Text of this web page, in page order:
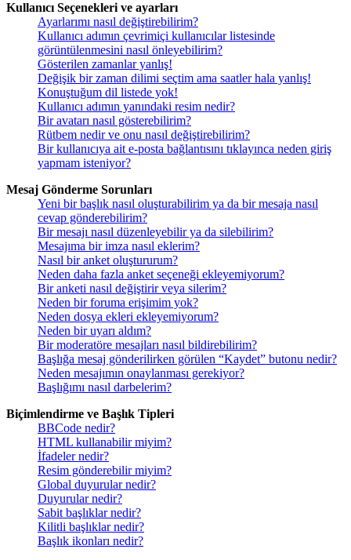
Kullanıcı Seçenekleri ve ayarları
Ayarlarımı nasıl değiştirebilirim?
Kullanıcı adımın çevrimiçi kullanıcılar listesinde
görüntülenmesini nasıl önleyebilirim?
Gösterilen zamanlar yanlış!
Değişik bir zaman dilimi seçtim ama saatler hala yanlış!
Konuştuğum dil listede yok!
Kullanıcı adımın yanındaki resim nedir?
Bir avatarı nasıl gösterebilirim?
Rütbem nedir ve onu nasıl değiştirebilirim?
Bir kullanıcıya ait e-posta bağlantısını tıklayınca neden giriş
yapmam isteniyor?
Mesaj Gönderme Sorunları
Yeni bir başlık nasıl oluşturabilirim ya da bir mesaja nasıl
cevap gönderebilirim?
Bir mesajı nasıl düzenleyebilir ya da silebilirim?
Mesajıma bir imza nasıl eklerim?
Nasıl bir anket oluştururum?
Neden daha fazla anket seçeneği ekleyemiyorum?
Bir anketi nasıl değiştirir veya silerim?
Neden bir foruma erişimim yok?
Neden dosya ekleri ekleyemiyorum?
Neden bir uyarı aldım?
Bir moderatöre mesajları nasıl bildirebilirim?
Başlığa mesaj gönderilirken görülen “Kaydet” butonu nedir?
Neden mesajımın onaylanması gerekiyor?
Başlığımı nasıl darbelerim?
Biçimlendirme ve Başlık Tipleri
BBCode nedir?
HTML kullanabilir miyim?
İfadeler nedir?
Resim gönderebilir miyim?
Global duyurular nedir?
Duyurular nedir?
Sabit başlıklar nedir?
Kilitli başlıklar nedir?
Başlık ikonları nedir?